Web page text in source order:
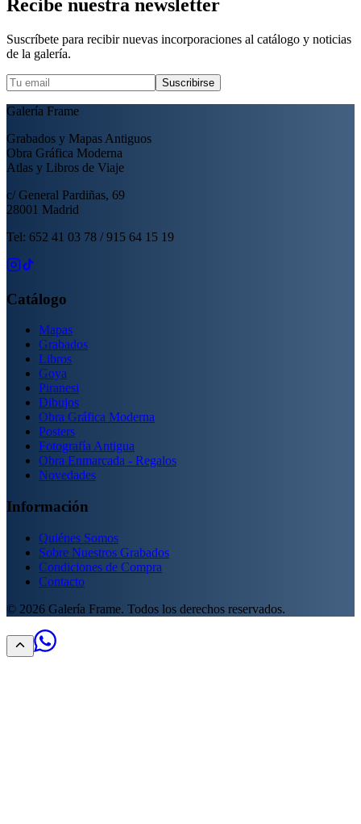
Recibe nuestra newsletter
Suscríbete para recibir nuevas incorporaciones al catálogo y noticias
de la galería.
Suscribirse
Galería Frame
Grabados y Mapas Antiguos
Obra Gráfica Moderna
Atlas y Libros de Viaje
c/ General Pardiñas, 69
28001 Madrid
Tel: 652 41 03 78 / 915 64 15 19
Catálogo
Mapas
Grabados
Libros
Goya
Piranesi
Dibujos
Obra Gráfica Moderna
Posters
Fotografía Antigua
Obra Enmarcada - Regalos
Novedades
Información
Quiénes Somos
Sobre Nuestros Grabados
Condiciones de Compra
Contacto
© 2026 Galería Frame. Todos los derechos reservados.